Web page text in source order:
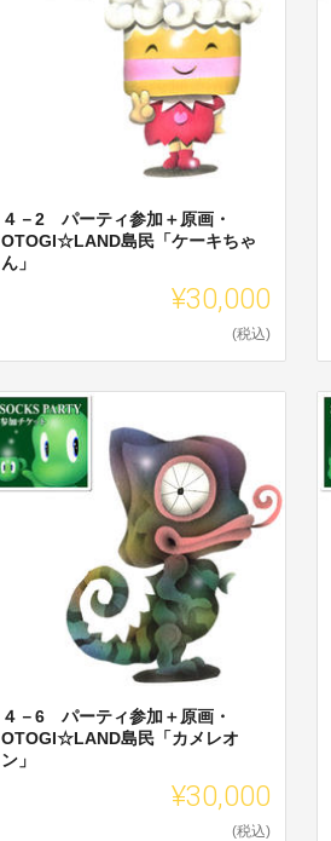
４－2 パーティ参加＋原画・
OTOGI☆LAND島民「ケーキちゃ
ん」
¥30,000
(税込)
４－6 パーティ参加＋原画・
OTOGI☆LAND島民「カメレオ
ン」
¥30,000
(税込)